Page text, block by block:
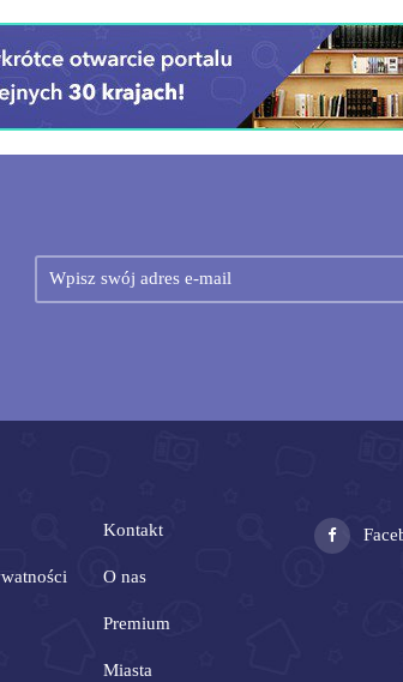
Kontakt
O nas
Premium
Miasta